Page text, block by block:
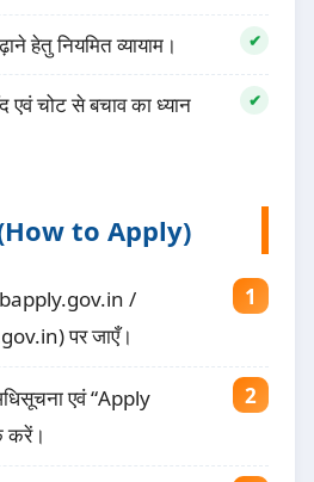
हेतु नियमित व्यायाम।
एवं चोट से बचाव का ध्यान
to Apply)
/
पर जाएँ।
एवं “Apply
करें।